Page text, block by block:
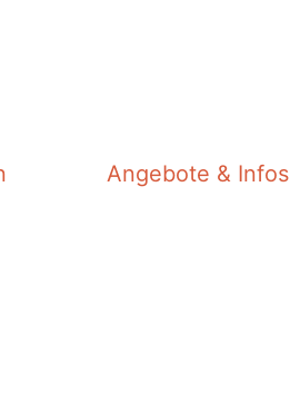
Angebote & Infos